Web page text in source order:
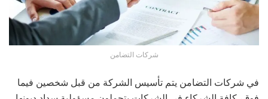
شركات التضامن
في شركات التضامن يتم تأسيس الشركة من قبل شخصين فيما